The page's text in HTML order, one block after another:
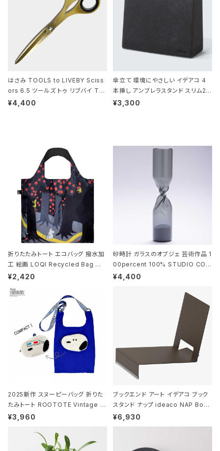
はさみ TOOLS to LIVEBY Sciss
ors 6.5 ツールズ トゥ リブバイ TL
010 シザーズ 6.5 ゴールド
¥4,400
傘立て 環境にやさしい イデアコ 4
本挿し アンブレラスタンド スリム2 i
deaco Umbrella Stand slim2 s
¥3,300
折りたたみトート エコバッグ 撥水加
工 絵画 LOQI Recycled Bag ロ
ーキー 大きめ トートバッグ MOOMI
¥2,420
砂時計 ガラスのオブジェ 芸術作品 1
00percent 100% STUDIO COH
AKU Timeless 100パーセント ス
¥4,400
2025新作 スヌーピーバッグ 折りた
たみトート ROOTOTE Vintage P
EANUTS ROO-shopper mid 84
ド.ピーナッツ-0P 3Dグラス
¥3,960
ブックエンド アート イデアコ ブック
スタンド ナップ ideaco NAP Book
stand ブラウン
¥6,930